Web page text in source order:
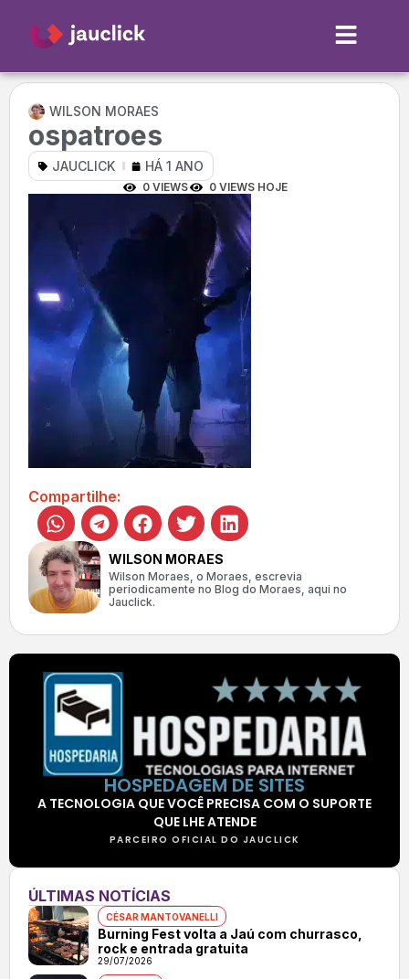
WILSON MORAES
ospatroes
JAUCLICK HÁ 1 ANO
0 VIEWS 0 VIEWS HOJE
Compartilhe:
WILSON MORAES
Wilson Moraes, o Moraes, escrevia
periodicamente no Blog do Moraes, aqui no
Jauclick.
HOSPEDAGEM DE SITES
A TECNOLOGIA QUE VOCÊ PRECISA COM O SUPORTE
QUE LHE ATENDE
PARCEIRO OFICIAL DO JAUCLICK
ÚLTIMAS NOTÍCIAS
CÉSAR MANTOVANELLI
Burning Fest volta a Jaú com churrasco,
rock e entrada gratuita
29/07/2026